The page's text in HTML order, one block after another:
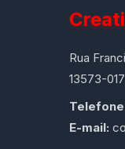
Rua
13573-
E-mail: